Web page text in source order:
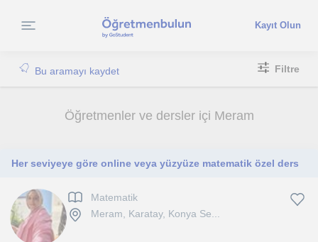
Kayıt Olun
Bu aramayı kaydet Filtre
Öğretmenler ve dersler içi Meram
Her seviyeye göre online veya yüzyüze matematik özel ders
Matematik
Meram, Karatay, Konya Se...